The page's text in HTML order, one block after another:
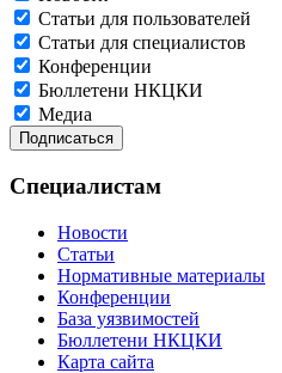
Статьи для пользователей
Статьи для специалистов
Конференции
Бюллетени НКЦКИ
Медиа
Специалистам
Новости
Статьи
Нормативные материалы
Конференции
База уязвимостей
Бюллетени НКЦКИ
Карта сайта